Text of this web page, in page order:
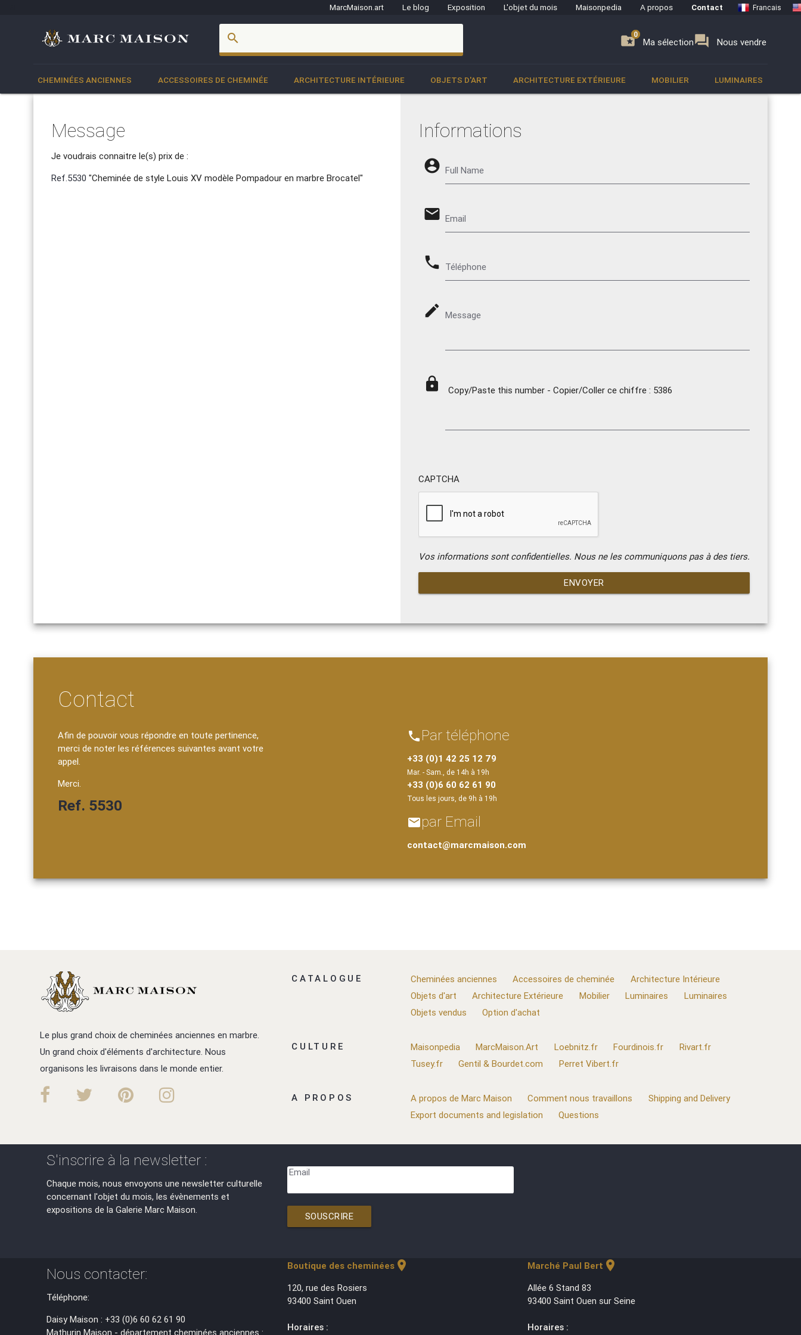
MarcMaison.art Le blog Exposition L'objet du mois Maisonpedia A propos Contact Francais
search folder_special Ma sélection
0 forum Nous vendre
0
CHEMINÉES ANCIENNES ACCESSOIRES DE CHEMINÉE ARCHITECTURE INTÉRIEURE OBJETS D'ART ARCHITECTURE EXTÉRIEURE MOBILIER LUMINAIRES
Message
Je voudrais connaitre le(s) prix de :
Ref.5530 "Cheminée de style Louis XV modèle Pompadour en marbre Brocatel"
Informations
account_circle Full Name
email Email
phone Téléphone
mode_edit Message
lock Copy/Paste this number - Copier/Coller ce chiffre : 5386
CAPTCHA
Vos informations sont confidentielles. Nous ne les communiquons pas à des tiers.
ENVOYER
Contact
Afin de pouvoir vous répondre en toute pertinence,
merci de noter les références suivantes avant votre
appel.
Merci.
Ref. 5530
phone Par téléphone
+33 (0)1 42 25 12 79
Mar. - Sam., de 14h à 19h
+33 (0)6 60 62 61 90
Tous les jours, de 9h à 19h
emailpar Email
contact@marcmaison.com
Le plus grand choix de cheminées anciennes en marbre.
Un grand choix d'éléments d'architecture. Nous
organisons les livraisons dans le monde entier.
CATALOGUE Cheminées anciennes Accessoires de cheminée
Architecture Intérieure
Objets d'art
Architecture Extérieure Mobilier Luminaires
Luminaires
Objets vendus
Option d'achat
CULTURE Maisonpedia MarcMaison.Art Loebnitz.fr Fourdinois.fr
Rivart.fr
Tusey.fr
Gentil & Bourdet.com Perret Vibert.fr
A PROPOS A propos de Marc Maison Comment nous travaillons
Shipping and Delivery
Export documents and legislation
Questions
S'inscrire à la newsletter :
Chaque mois, nous envoyons une newsletter culturelle
concernant l'objet du mois, les évènements et
expositions de la Galerie Marc Maison.
Email
SOUSCRIRE
Nous contacter:
Téléphone:
Daisy Maison : +33 (0)6 60 62 61 90
Mathurin Maison - département cheminées anciennes :
Boutique des cheminéeslocation_on
120, rue des Rosiers
93400 Saint Ouen
Horaires :
Marché Paul Bert location_on
Allée 6 Stand 83
93400 Saint Ouen sur Seine
Horaires :